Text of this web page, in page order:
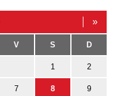
»
V S D
1 2
7 8 9